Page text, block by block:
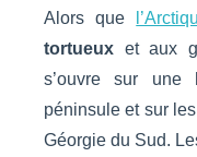
Alors que
tortueux et aux
s’ouvre sur une
péninsule et sur
Géorgie du Sud.